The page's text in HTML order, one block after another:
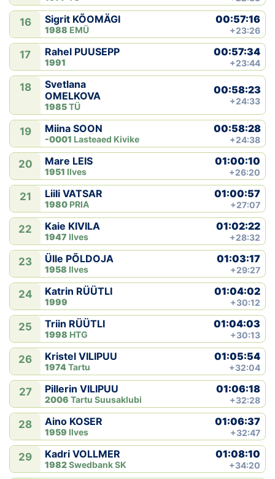
16 Sigrit KÕOMÄGI
1988 EMÜ
00:57:16
+23:26
17 Rahel PUUSEPP
1991
00:57:34
+23:44
18
Svetlana
OMELKOVA
1985TÜ
00:58:23
+24:33
19 Miina SOON
-0001 Lasteaed Kivike
00:58:28
+24:38
20 Mare LEIS
1951 Ilves
01:00:10
+26:20
21 Liili VATSAR
1980 PRIA
01:00:57
+27:07
22 Kaie KIVILA
1947 Ilves
01:02:22
+28:32
23 Ülle PÕLDOJA
1958 Ilves
01:03:17
+29:27
24 Katrin RÜÜTLI
1999
01:04:02
+30:12
25 Triin RÜÜTLI
1998 HTG
01:04:03
+30:13
26 Kristel VILIPUU
1974Tartu
01:05:54
+32:04
27 Pillerin VILIPUU
2006 Tartu Suusaklubi
01:06:18
+32:28
28 Aino KOSER
1959 Ilves
01:06:37
+32:47
29 Kadri VOLLMER
1982Swedbank SK
01:08:10
+34:20